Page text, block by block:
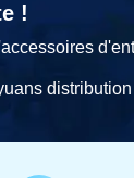
!
distribution